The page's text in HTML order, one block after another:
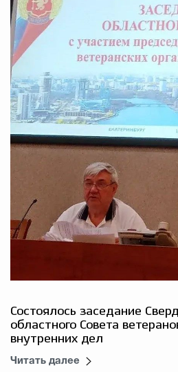
Состоялось заседание
областного Совета
внутренних дел
Читать далее